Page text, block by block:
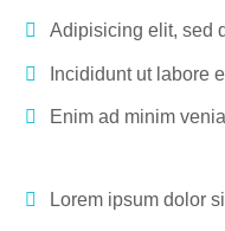
Adipisicing elit, sed
Incididunt ut labore
Enim ad minim
Lorem ipsum dolor